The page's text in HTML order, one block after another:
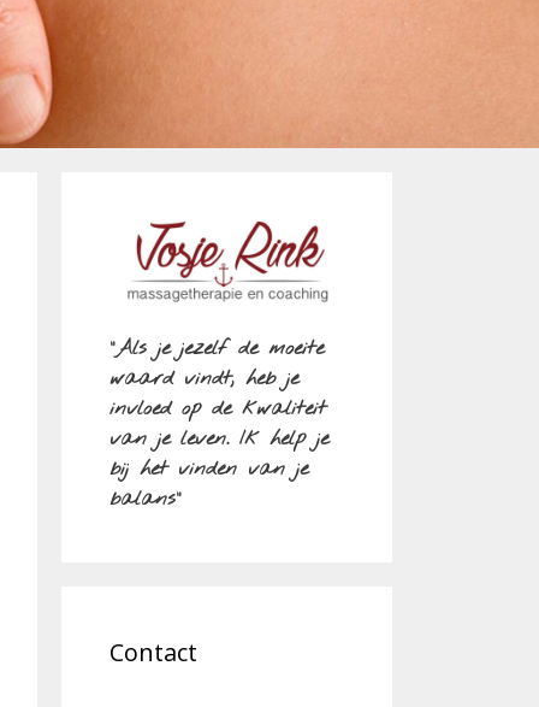
"Als je jezelf de moeite
waard vindt, heb je
invloed op de kwaliteit
van je leven. Ik help je
bij het vinden van je
balans"
Contact